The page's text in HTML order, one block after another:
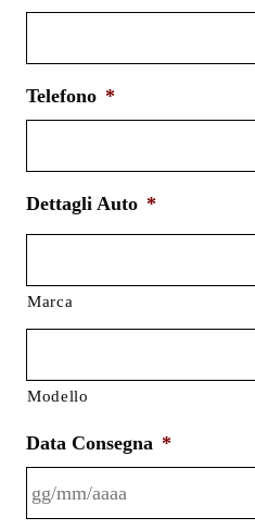
Telefono *
Dettagli Auto *
Marca
Modello
Data Consegna *